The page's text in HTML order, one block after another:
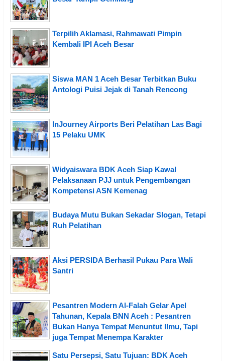
Terpilih Aklamasi, Rahmawati Pimpin
Kembali IPI Aceh Besar
Siswa MAN 1 Aceh Besar Terbitkan Buku
Antologi Puisi Jejak di Tanah Rencong
InJourney Airports Beri Pelatihan Las Bagi
15 Pelaku UMK
Widyaiswara BDK Aceh Siap Kawal
Pelaksanaan PJJ untuk Pengembangan
Kompetensi ASN Kemenag
Budaya Mutu Bukan Sekadar Slogan, Tetapi
Ruh Pelatihan
Aksi PERSIDA Berhasil Pukau Para Wali
Santri
Pesantren Modern Al-Falah Gelar Apel
Tahunan, Kepala BNN Aceh : Pesantren
Bukan Hanya Tempat Menuntut Ilmu, Tapi
juga Tempat Menempa Karakter
Satu Persepsi, Satu Tujuan: BDK Aceh